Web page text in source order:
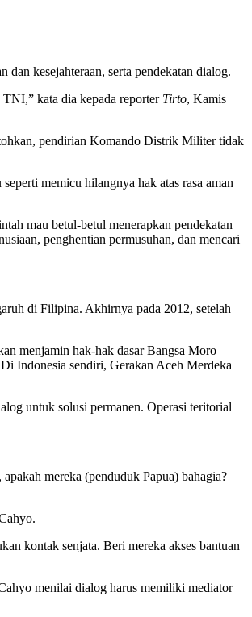
kesejahteraan, serta pendekatan dialog.
kata dia kepada reporter Tirto, Kamis
pendirian Komando Distrik Militer tidak
memicu hilangnya hak atas rasa aman
mau betul-betul menerapkan pendekatan
penghentian permusuhan, dan mencari
di Filipina. Akhirnya pada 2012, setelah
menjamin hak-hak dasar Bangsa Moro
Indonesia sendiri, Gerakan Aceh Merdeka
untuk solusi permanen. Operasi teritorial
mereka (penduduk Papua) bahagia?
kontak senjata. Beri mereka akses bantuan
menilai dialog harus memiliki mediator